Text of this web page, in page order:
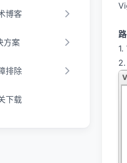
博客
方案
排除
下载